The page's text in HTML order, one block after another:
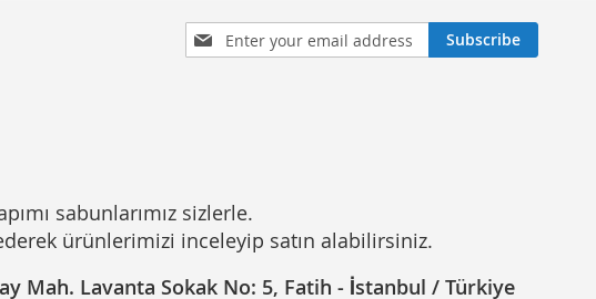
Sign
Up
Subscribe
sabunlarımız sizlerle.
ürünlerimizi inceleyip satın alabilirsiniz.
Mah. Lavanta Sokak No: 5, Fatih - İstanbul / Türkiye